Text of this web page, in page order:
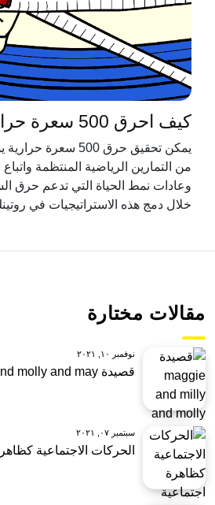
كيف احرق 500 سعرة حرارية في اليوم؟
يمكن تحقيق حرق 500
من التمارين الرياضية المنتظمة
وعادات نمط الحياة التي تدعم حرق
خلال دمج هذه الاستراتيجيات في
مقالات مختارة
نوفمبر ١٠, ٢٠٢١
قصيدة maggie and milly and molly and may
سبتمبر ٠٧, ٢٠٢١
الحركات الاجتماعية